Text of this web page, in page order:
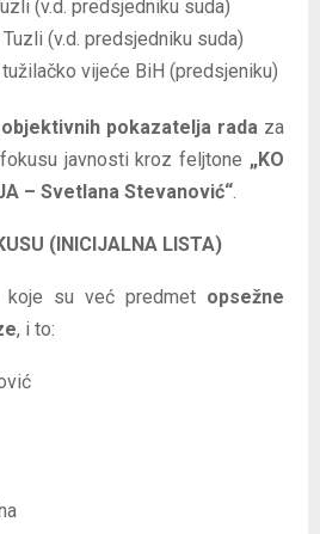
(v.d. predsjedniku suda)
(v.d. predsjedniku suda)
vijeće BiH (predsjeniku)
objektivnih pokazatelja rada za
javnosti kroz feljtone „KO
– Svetlana Stevanović“
(INICIJALNA LISTA)
su već predmet opsežne
, i to: